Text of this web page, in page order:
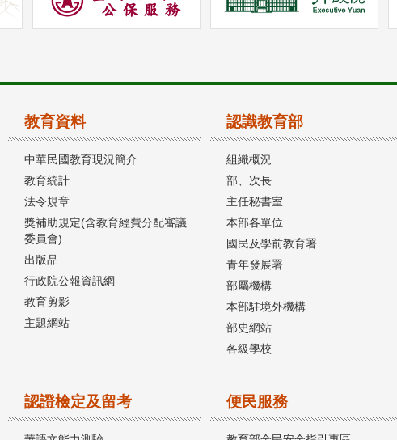
教育資料
中華民國教育現況簡介
教育統計
法令規章
獎補助規定(含教育經費分配審議
委員會)
出版品
行政院公報資訊網
教育剪影
主題網站
認識教育部
組織概況
部、次長
主任秘書室
本部各單位
國民及學前教育署
青年發展署
部屬機構
本部駐境外機構
部史網站
各級學校
認證檢定及留考 便民服務